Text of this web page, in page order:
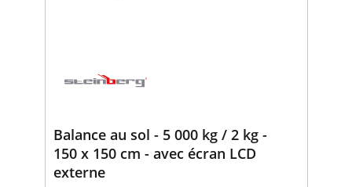
Balance au sol - 5 000 kg / 2 kg -
150 x 150 cm - avec écran LCD
externe